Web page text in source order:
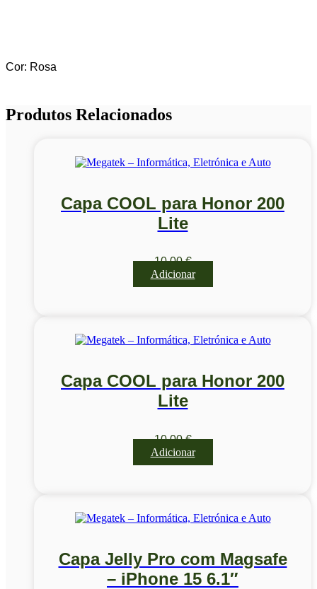
Cor: Rosa
Produtos Relacionados
Capa COOL para Honor 200
Lite
10,00€
Adicionar
Capa COOL para Honor 200
Lite
10,00€
Adicionar
Capa Jelly Pro com Magsafe
– iPhone 15 6.1″